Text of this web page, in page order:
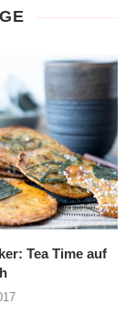
Tea Time auf